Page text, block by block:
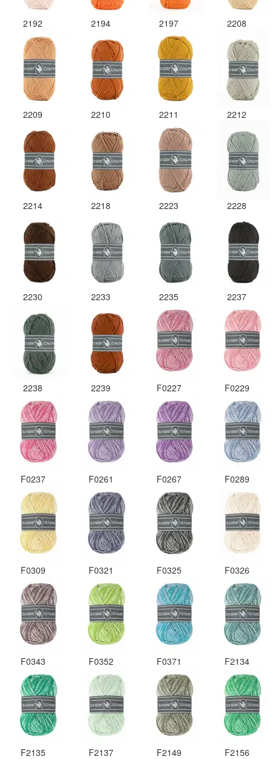
2192 2194 2197 2208
2209 2210 2211 2212
2214 2218 2223 2228
2230 2233 2235 2237
2238 2239 F0227 F0229
F0237 F0261 F0267 F0289
F0309 F0321 F0325 F0326
F0343 F0352 F0371 F2134
F2135 F2137 F2149 F2156